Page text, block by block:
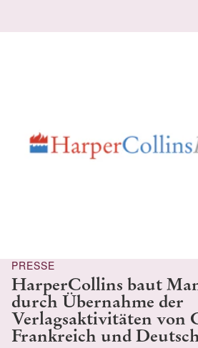
PRESSE
HarperCollins baut
durch Übernahme der
Verlagsaktivitäten von
Frankreich und